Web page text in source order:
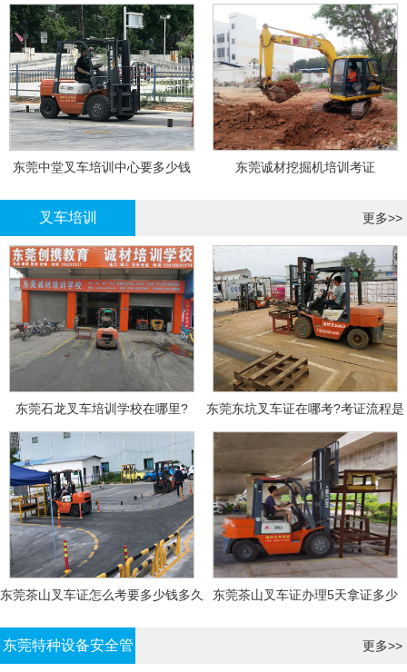
用和操作
东莞中堂叉车培训中心要多少钱 东莞诚材挖掘机培训考证
叉车培训 更多>>
东莞石龙叉车培训学校在哪里?
东莞东坑叉车证在哪考?考证流程是
什么?需要什么资料?
东莞茶山叉车证怎么考要多少钱多久
东莞茶山叉车证办理5天拿证多少
东莞特种设备安全管 更多>>